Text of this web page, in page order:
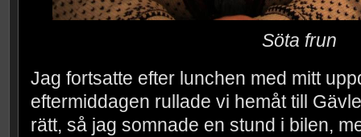
Söta frun
Jag fortsatte efter lunchen med mitt
eftermiddagen rullade vi hemåt till
rätt, så jag somnade en stund i bilen,